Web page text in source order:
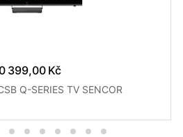
399,00 Kč
Q-SERIES TV SENCOR